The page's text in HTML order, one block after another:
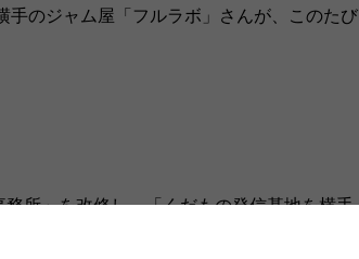
のジャム屋「フルラボ」さんが、このたび
所」を改修し、「くだもの発信基地を横手
す！